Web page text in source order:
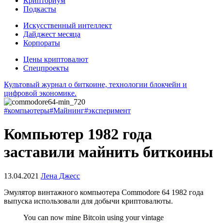
Подкасты
Искусственный интеллект
Дайджест месяца
Корпораты
Цены криптовалют
Спецпроекты
Культовый журнал о биткоине, технологии блокчейн и
цифровой экономике.
#компьютеры#Майнинг#эксперимент
Компьютер 1982 года
заставили майнить биткоины
13.04.2021 Лена Джесс
Эмулятор винтажного компьютера Commodore 64 1982 года
выпуска использовали для добычи криптовалюты.
You can now mine Bitcoin using your vintage